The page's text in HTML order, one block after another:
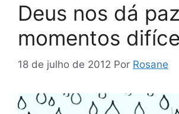
Deus nos dá
momentos
18 de julho de 2012 Por Rosane